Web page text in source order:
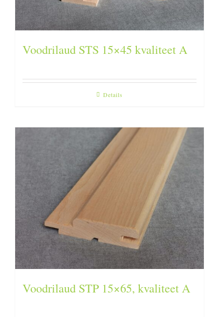
Voodrilaud STS 15×45 kvaliteet A
Details
Voodrilaud STP 15×65, kvaliteet A